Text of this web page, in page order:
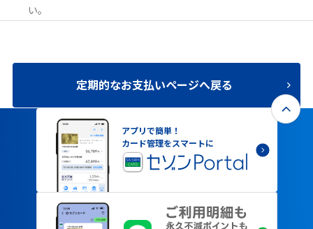
い。
定期的なお支払いページへ戻る
アプリで簡単！
カード管理をスマートに